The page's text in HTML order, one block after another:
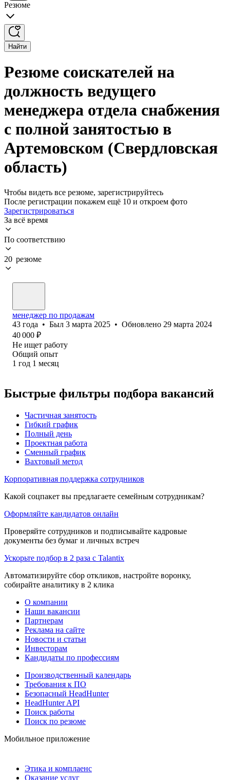
Резюме
Найти
Резюме соискателей на
должность ведущего
менеджера отдела снабжения
с полной занятостью в
Артемовском (Свердловская
область)
Чтобы видеть все резюме, зарегистрируйтесь
После регистрации покажем ещё 10 и откроем фото
Зарегистрироваться
За всё время
По соответствию
20 резюме
менеджер по продажам
43 года • Был 3 марта 2025 • Обновлено 29 марта 2024
40 000 ₽
Не ищет работу
Общий опыт
1 год 1 месяц
Быстрые фильтры подбора вакансий
Частичная занятость
Гибкий график
Полный день
Проектная работа
Сменный график
Вахтовый метод
Корпоративная поддержка сотрудников
Какой соцпакет вы предлагаете семейным сотрудникам?
Оформляйте кандидатов онлайн
Проверяйте сотрудников и подписывайте кадровые
документы без бумаг и личных встреч
Ускорьте подбор в 2 раза с Talantix
Автоматизируйте сбор откликов, настройте воронку,
собирайте аналитику в 2 клика
О компании
Наши вакансии
Партнерам
Реклама на сайте
Новости и статьи
Инвесторам
Кандидаты по профессиям
Производственный календарь
Требования к ПО
Безопасный HeadHunter
HeadHunter API
Поиск работы
Поиск по резюме
Мобильное приложение
Этика и комплаенс
Оказание услуг